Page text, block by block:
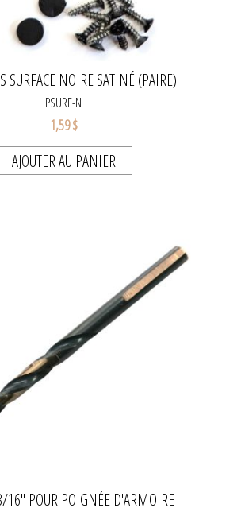
SURFACE NOIRE SATINÉ (PAIRE)
PSURF-N
1,59 $
AJOUTER AU PANIER
16" POUR POIGNÉE D'ARMOIRE